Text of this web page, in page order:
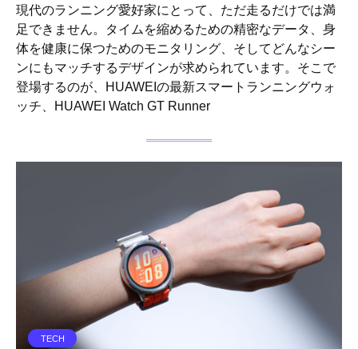
現代のランニング愛好家にとって、ただ走るだけでは満
足できません。タイムを縮めるための精密なデータ、身
体を健康に保つためのモニタリング、そしてどんなシー
ンにもマッチするデザインが求められています。そこで
登場するのが、HUAWEIの最新スマートランニングウォ
ッチ、HUAWEI Watch GT Runner
TECH